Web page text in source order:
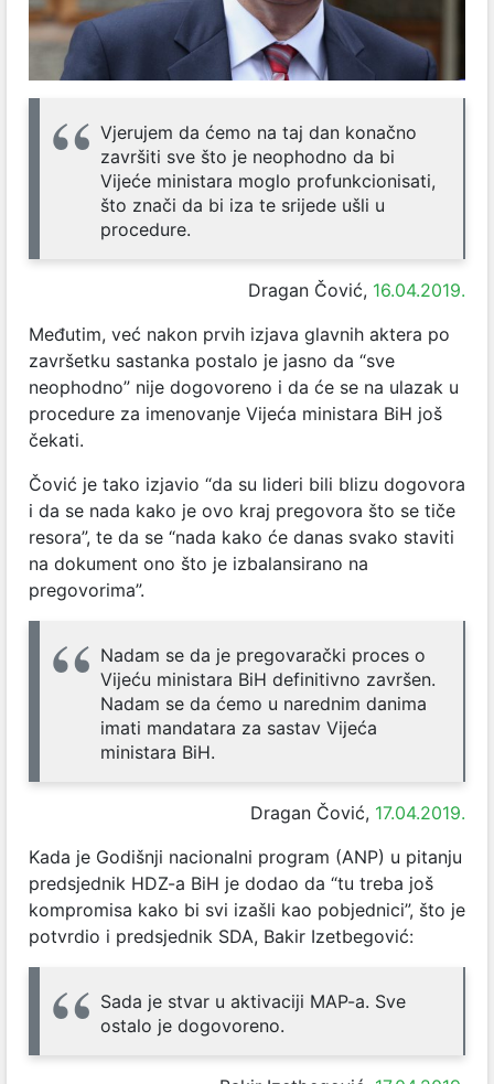
Vjerujem da ćemo na taj dan konačno
završiti sve što je neophodno da bi
Vijeće ministara moglo profunkcionisati,
što znači da bi iza te srijede ušli u
procedure.
Dragan Čović, 16.04.2019.
Međutim, već nakon prvih izjava glavnih aktera po
završetku sastanka postalo je jasno da “sve
neophodno” nije dogovoreno i da će se na ulazak u
procedure za imenovanje Vijeća ministara BiH još
čekati.
Čović je tako izjavio “da su lideri bili blizu dogovora
i da se nada kako je ovo kraj pregovora što se tiče
resora”, te da se “nada kako će danas svako staviti
na dokument ono što je izbalansirano na
pregovorima”.
Nadam se da je pregovarački proces o
Vijeću ministara BiH definitivno završen.
Nadam se da ćemo u narednim danima
imati mandatara za sastav Vijeća
ministara BiH.
Dragan Čović, 17.04.2019.
Kada je Godišnji nacionalni program (ANP) u pitanju
predsjednik HDZ-a BiH je dodao da “tu treba još
kompromisa kako bi svi izašli kao pobjednici”, što je
potvrdio i predsjednik SDA, Bakir Izetbegović:
Sada je stvar u aktivaciji MAP-a. Sve
ostalo je dogovoreno.